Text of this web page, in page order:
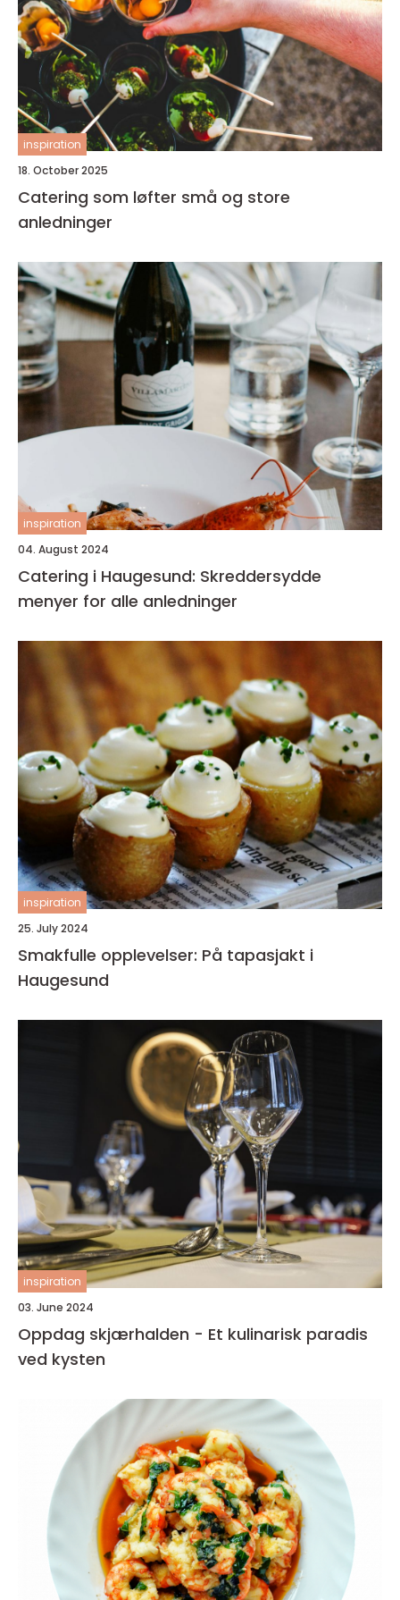
inspiration
18. October 2025
Catering som løfter små og store
anledninger
inspiration
04. August 2024
Catering i Haugesund: Skreddersydde
menyer for alle anledninger
inspiration
25. July 2024
Smakfulle opplevelser: På tapasjakt i
Haugesund
inspiration
03. June 2024
Oppdag skjærhalden - Et kulinarisk paradis
ved kysten